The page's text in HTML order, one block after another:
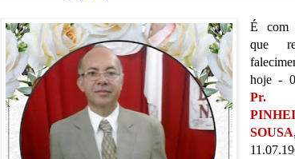
É com
que
hoje -
Pr.
SOUSA